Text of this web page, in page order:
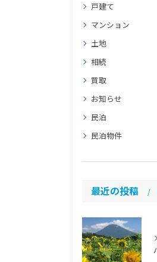
戸建て
マンション
土地
相続
買取
お知らせ
民泊
民泊物件
最近の投稿